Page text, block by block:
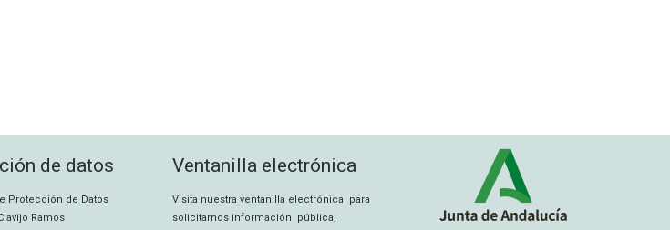
de datos
Protección de Datos
Ramos
Ventanilla electrónica
Visita nuestra ventanilla electrónica para
solicitarnos información pública,